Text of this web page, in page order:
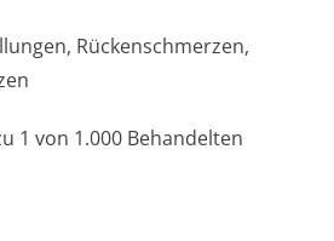
Rückenschmerzen,
1 von 1.000 Behandelten